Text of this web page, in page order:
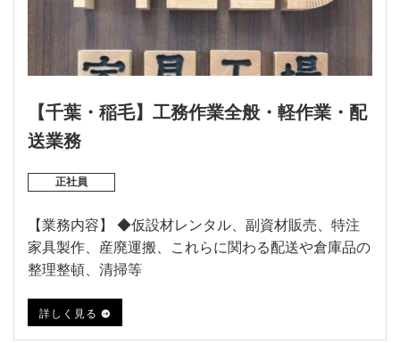
【千葉・稲毛】工務作業全般・軽作業・配
送業務
正社員
【業務内容】 ◆仮設材レンタル、副資材販売、特注
家具製作、産廃運搬、これらに関わる配送や倉庫品の
整理整頓、清掃等
詳しく見る